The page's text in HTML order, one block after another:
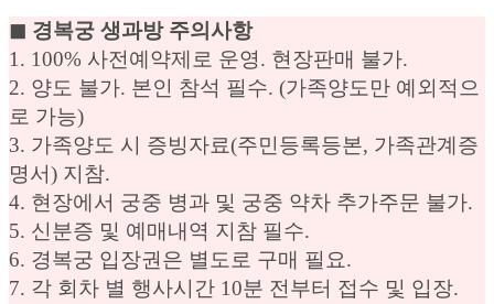
◼︎ 경복궁 생과방 주의사항
1. 100% 사전예약제로 운영. 현장판매 불가.
2. 양도 불가. 본인 참석 필수. (가족양도만 예외적으
로 가능)
3. 가족양도 시 증빙자료(주민등록등본, 가족관계증
명서) 지참.
4. 현장에서 궁중 병과 및 궁중 약차 추가주문 불가.
5. 신분증 및 예매내역 지참 필수.
6. 경복궁 입장권은 별도로 구매 필요.
7. 각 회차 별 행사시간 10분 전부터 접수 및 입장.